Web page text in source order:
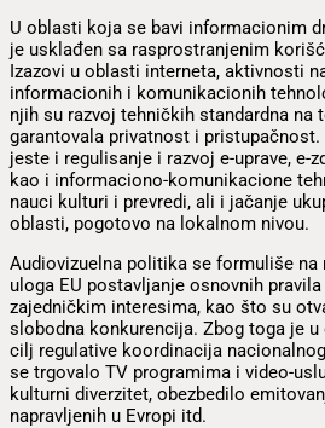
U oblasti koja se bavi informacionim
je usklađen sa rasprostranjenim
Izazovi u oblasti interneta, aktivnosti
informacionih i komunikacionih
njih su razvoj tehničkih standardna na
garantovala privatnost i
jeste i regulisanje i razvoj e-uprave, e-
kao i informaciono-komunikacione
nauci kulturi i prevredi, ali i jačanje
oblasti, pogotovo na lokalnom nivou.
Audiovizuelna politika se formuliše na
uloga EU postavljanje osnovnih
zajedničkim interesima, kao što su
slobodna konkurencija. Zbog toga je
cilj regulative koordinacija
se trgovalo TV programima i video-
kulturni diverzitet, obezbedilo
napravljenih u Evropi itd.